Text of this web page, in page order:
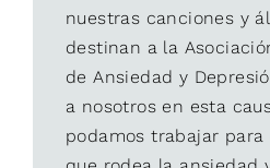
nuestras canciones y
destinan a la
de Ansiedad y
a nosotros en esta
podamos trabajar para